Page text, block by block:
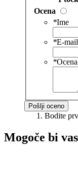
Ocena
*Ime
*E-mail
*Ocena
Pošlji oceno
Bodite
Mogoče bi